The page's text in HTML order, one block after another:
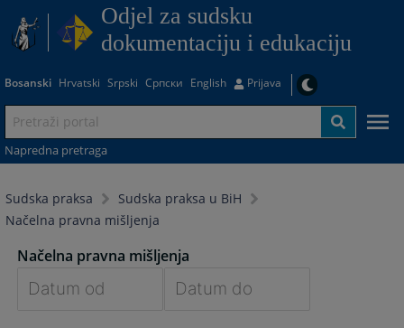
Odjel za sudsku
dokumentaciju i edukaciju
Bosanski Hrvatski Srpski Српски English Prijava
Napredna pretraga
Sudska praksa
Sudska praksa u BiH
Načelna pravna mišljenja
Načelna pravna mišljenja